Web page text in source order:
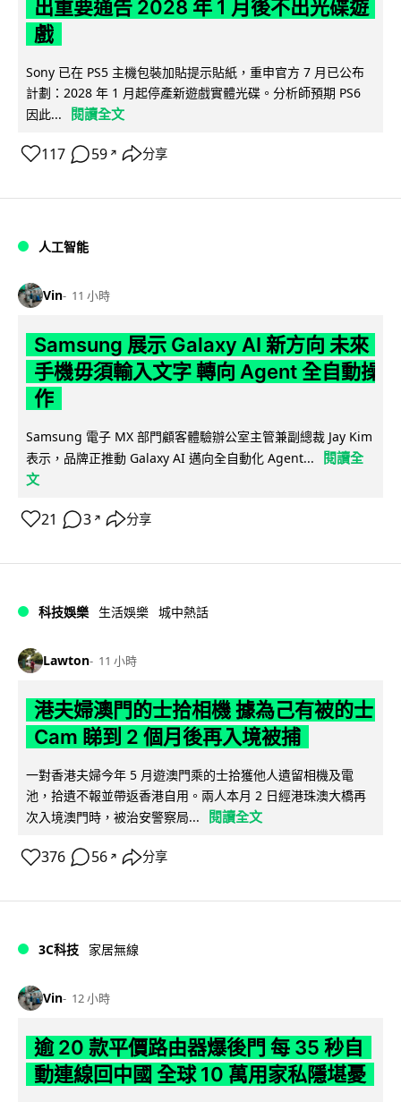
出重要通告 2028 年 1 月後不出光碟遊
戲
Sony 已在 PS5 主機包裝加貼提示貼紙，重申官方 7 月已公布
計劃：2028 年 1 月起停產新遊戲實體光碟。分析師預期 PS6
因此...
閱讀全文
117 59 ↗ 分享
人工智能
Vin 11 小時
Samsung 展示 Galaxy AI 新方向 未來
手機毋須輸入文字 轉向 Agent 全自動操
作
Samsung 電子 MX 部門顧客體驗辦公室主管兼副總裁 Jay Kim
表示，品牌正推動 Galaxy AI 邁向全自動化 Agent...
閱讀全
文
21 3 ↗ 分享
科技娛樂 生活娛樂 城中熱話
Lawton 11 小時
港夫婦澳門的士拾相機 據為己有被的士
Cam 睇到 2 個月後再入境被捕
一對香港夫婦今年 5 月遊澳門乘的士拾獲他人遺留相機及電
池，拾遺不報並帶返香港自用。兩人本月 2 日經港珠澳大橋再
次入境澳門時，被治安警察局...
閱讀全文
376 56 ↗ 分享
3C科技 家居無線
Vin 12 小時
逾 20 款平價路由器爆後門 每 35 秒自
動連線回中國 全球 10 萬用家私隱堪憂